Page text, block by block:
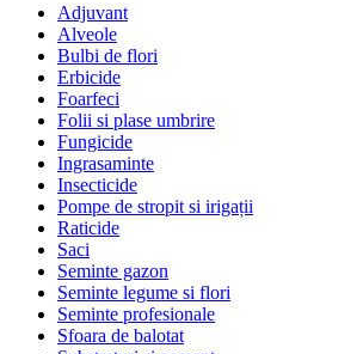
Adjuvant
Alveole
Bulbi de flori
Erbicide
Foarfeci
Folii si plase umbrire
Fungicide
Ingrasaminte
Insecticide
Pompe de stropit si irigații
Raticide
Saci
Seminte gazon
Seminte legume si flori
Seminte profesionale
Sfoara de balotat